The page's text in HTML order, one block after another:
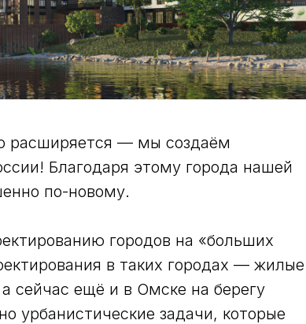
расширяется — мы создаём
Благодаря этому города нашей
по-новому.
городов на «больших
в таких городах — жилые
сейчас ещё и в Омске на берегу
урбанистические задачи, которые